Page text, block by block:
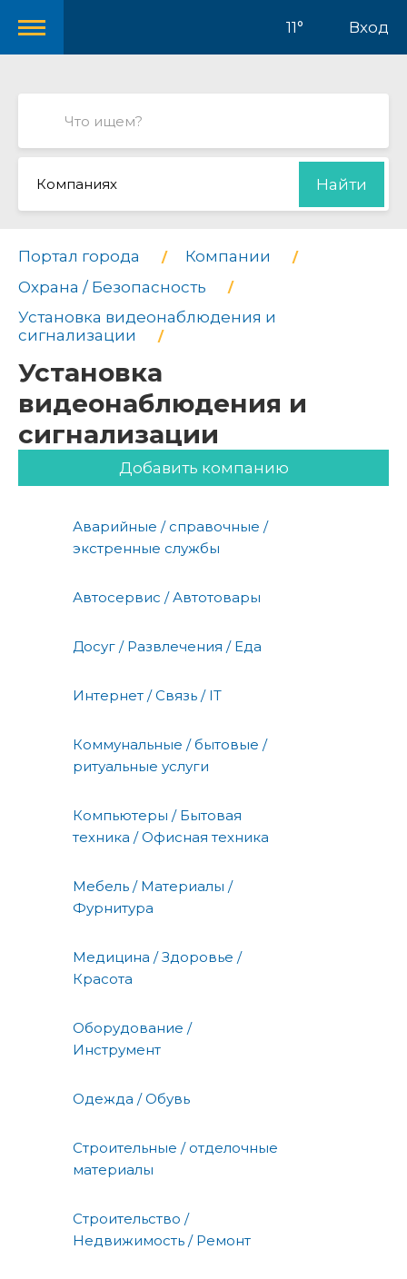
11° Вход
Компаниях Найти
Портал города
Компании
Охрана / Безопасность
Установка видеонаблюдения и
сигнализации
Установка
видеонаблюдения и
сигнализации
Добавить компанию
Аварийные / справочные /
экстренные службы
Автосервис / Автотовары
Досуг / Развлечения / Еда
Интернет / Связь / IT
Коммунальные / бытовые /
ритуальные услуги
Компьютеры / Бытовая
техника / Офисная техника
Мебель / Материалы /
Фурнитура
Медицина / Здоровье /
Красота
Оборудование /
Инструмент
Одежда / Обувь
Строительные / отделочные
материалы
Строительство /
Недвижимость / Ремонт